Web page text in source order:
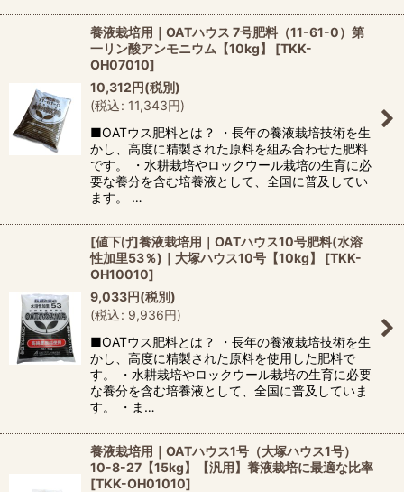
養液栽培用｜OATハウス 7号肥料（11-61-0）第
一リン酸アンモニウム【10kg】
[TKK-
OH07010]
10,312円(税別)
(税込: 11,343円)
■OATウス肥料とは？ ・長年の養液栽培技術を生
かし、高度に精製された原料を組み合わせた肥料
です。 ・水耕栽培やロックウール栽培の生育に必
要な養分を含む培養液として、全国に普及してい
ます。 …
[値下げ]養液栽培用｜OATハウス10号肥料(水溶
性加里53％)｜大塚ハウス10号【10kg】
[TKK-
OH10010]
9,033円(税別)
(税込: 9,936円)
■OATウス肥料とは？ ・長年の養液栽培技術を生
かし、高度に精製された原料を使用した肥料で
す。 ・水耕栽培やロックウール栽培の生育に必要
な養分を含む培養液として、全国に普及していま
す。 ・ま…
養液栽培用｜OATハウス1号（大塚ハウス1号）
10-8-27【15kg】【汎用】養液栽培に最適な比率
[TKK-OH01010]